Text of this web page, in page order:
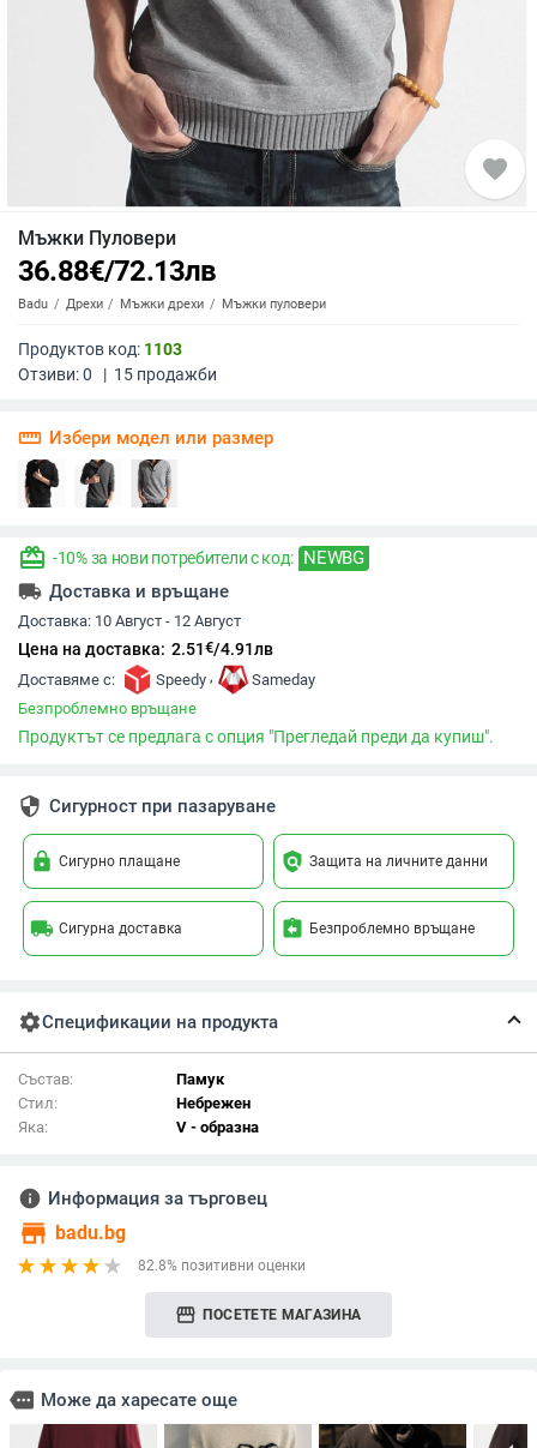
favorite
Мъжки Пуловери
36.88€/72.13лв
Badu Дрехи Мъжки дрехи Мъжки пуловери
Продуктов код: 1103
Отзиви:0 | 15 продажби
straighten Избери модел или размер
redeem -10% за нови потребители с код: NEWBG
local_shipping Доставка и връщане
Доставка: 10 Август - 12 Август
Цена на доставка: 2.51€/4.91лв
Доставяме с: Speedy ,
Sameday
Безпроблемно връщане
Продуктът се предлага с опция "Прегледай преди да купиш".
security Сигурност при пазаруване
lock Сигурно плащане policy Защита на личните данни
local_shipping Сигурна доставка assignment_return Безпроблемно връщане
settingsСпецификации на продукта
Състав:
Памук
Стил:
Небрежен
Яка:
V - образна
info Информация за търговец
store badu.bg
82.8% позитивни оценки
storefront ПОСЕТЕТЕ МАГАЗИНА
more Може да харесате още